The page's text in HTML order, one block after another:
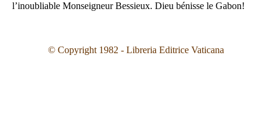
l’inoubliable Monseigneur Bessieux. Dieu bénisse le Gabon!
© Copyright 1982 - Libreria Editrice Vaticana